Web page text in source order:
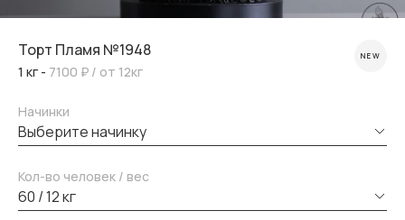
Торт Пламя №1948
1 кг - 7100 ₽ / от 12кг
NEW
Начинки
выберите начинку
Кол-во человек / вес
60 / 12 кг